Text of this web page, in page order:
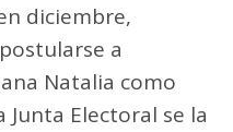
diciembre,
a
Natalia como
Junta Electoral se la